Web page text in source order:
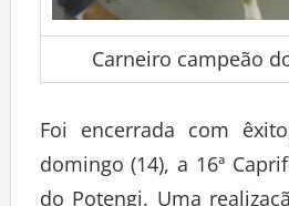
Carneiro campeão
Foi encerrada com
domingo (14), a 16ª
do Potengi. Uma